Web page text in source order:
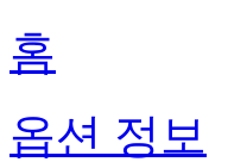
홈
옵션 정보